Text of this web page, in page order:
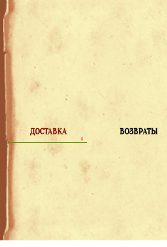
ДОСТАВКА ВОЗВРАТЫ